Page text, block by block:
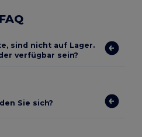
FAQ
sind nicht auf Lager.
verfügbar sein?
Sie sich?